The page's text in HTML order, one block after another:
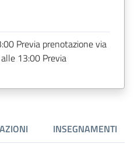
Previa prenotazione via
13:00 Previa
INSEGNAMENTI